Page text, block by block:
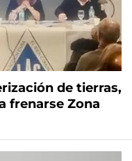
de tierras,
frenarse Zona